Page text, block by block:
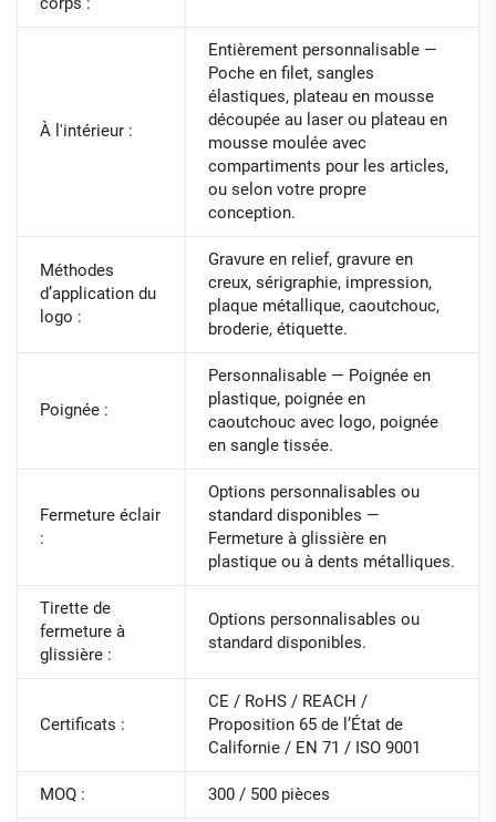
À l'intérieur :
Entièrement personnalisable —
Poche en filet, sangles
élastiques, plateau en mousse
découpée au laser ou plateau en
mousse moulée avec
compartiments pour les articles,
ou selon votre propre
conception.
Méthodes
d’application du
logo :
Gravure en relief, gravure en
creux, sérigraphie, impression,
plaque métallique, caoutchouc,
broderie, étiquette.
Poignée :
Personnalisable — Poignée en
plastique, poignée en
caoutchouc avec logo, poignée
en sangle tissée.
Fermeture éclair
:
Options personnalisables ou
standard disponibles —
Fermeture à glissière en
plastique ou à dents métalliques.
Tirette de
fermeture à
glissière :
Options personnalisables ou
standard disponibles.
Certificats :
CE / RoHS / REACH /
Proposition 65 de l’État de
Californie / EN 71 / ISO 9001
MOQ : 300 / 500 pièces